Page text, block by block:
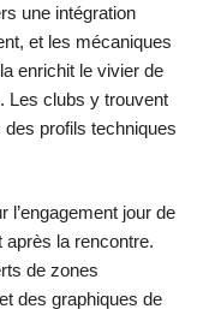
une intégration
et les mécaniques
enrichit le vivier de
. Les clubs y trouvent
profils techniques
l’engagement jour de
après la rencontre.
de zones
des graphiques de